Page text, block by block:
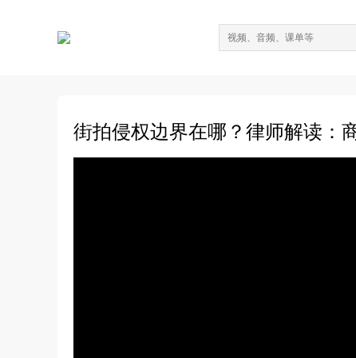
街拍侵权边界在哪？律师解读：